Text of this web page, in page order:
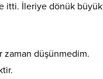
itti. İleriye dönük büyük
zaman düşünmedim.